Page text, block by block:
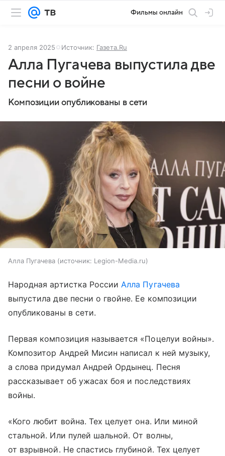
Фильмы онлайн
2 апреля 2025 Источник: Газета.Ru
Алла Пугачева выпустила две
песни о войне
Композиции опубликованы в сети
Алла Пугачева источник: Legion-Media.ru
Народная артистка РоссииАлла Пугачева
выпустила две песни о гвойне. Ее композиции
опубликованы в сети.
Первая композиция называется «Поцелуи войны».
Композитор Андрей Мисин написал к ней музыку,
а слова придумал Андрей Ордынец. Песня
рассказывает об ужасах боя и последствиях
войны.
«Кого любит война. Тех целует она. Или миной
стальной. Или пулей шальной. От волны,
от взрывной. Не спастись глубиной. Тех целует